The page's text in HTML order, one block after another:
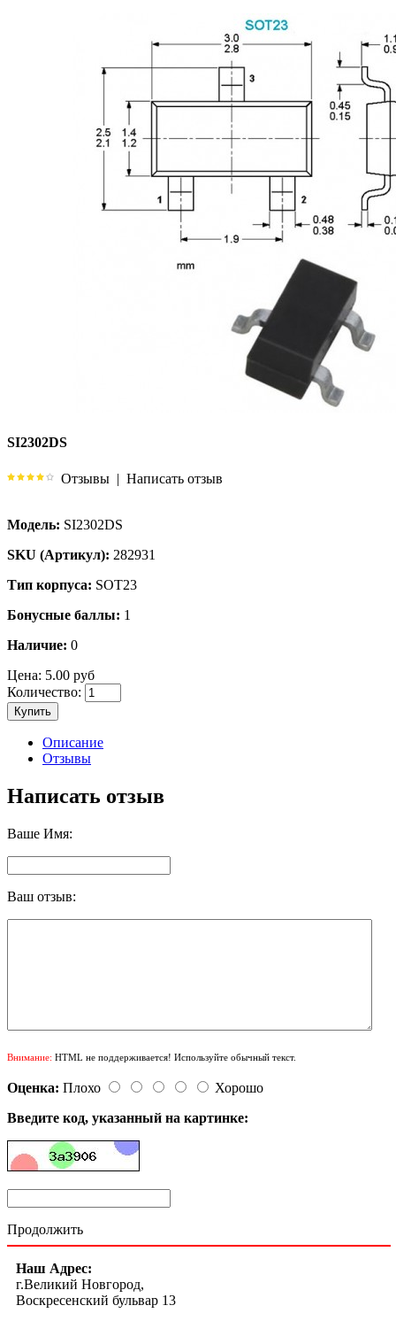
SI2302DS
Отзывы | Написать отзыв
Модель: SI2302DS
SKU (Артикул): 282931
Тип корпуса: SOT23
Бонусные баллы: 1
Наличие: 0
Цена: 5.00 руб
Количество:
Купить
Описание
Отзывы
Написать отзыв
Ваше Имя:
Ваш отзыв:
Внимание: HTML не поддерживается! Используйте обычный текст.
Оценка: Плохо
Хорошо
Введите код, указанный на картинке:
Продолжить
Наш Адрес:
г.Великий Новгород,
Воскресенский бульвар 13